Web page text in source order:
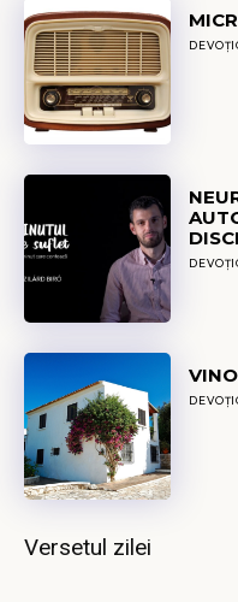
Versetul zilei